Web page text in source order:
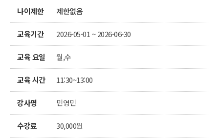
나이제한 제한없음
교육기간 2026-05-01 ~ 2026-06-30
교육 요일 월,수
교육 시간 11:30~13:00
강사명 민영민
수강료 30,000원